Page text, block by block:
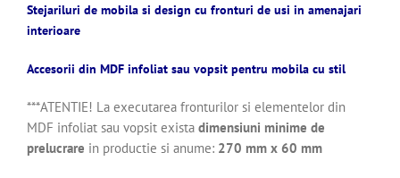
Stejariluri de mobila si design cu fronturi de usi in amenajari
interioare
Accesorii din MDF infoliat sau vopsit pentru mobila cu stil
***ATENTIE! La executarea fronturilor si elementelor din
MDF infoliat sau vopsit exista dimensiuni minime de
prelucrare in productie si anume: 270 mm x 60 mm